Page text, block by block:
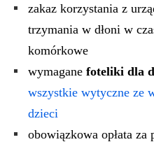
zakaz korzystania z
trzymania w dłoni w
komórkowe
wymagane foteliki dla
wszystkie wytyczne ze
dzieci
obowiązkowa opłata za